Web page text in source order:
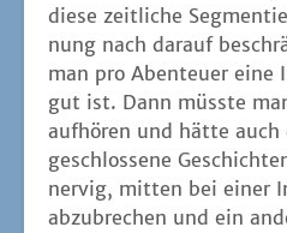
die­se zeit­li­che
nung nach dar­auf
man pro Aben­teu­er eine
gut ist. Dann müss­te
auf­hö­ren und hät­te auch
geschlos­se­ne
ner­vig, mit­ten bei einer
abzu­bre­chen und ein